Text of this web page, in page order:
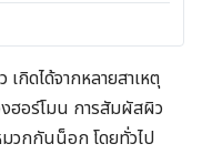
เกิดได้จากหลายสาเหตุ
ฮอร์โมน การสัมผัสผิว
วกกันน็อก โดยทั่วไป